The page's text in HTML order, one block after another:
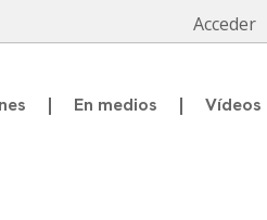
Acceder
En medios Vídeos